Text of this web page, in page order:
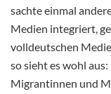
sachte einmal
Medien integriert,
volldeutschen
so sieht es wohl
Migrantinnen und